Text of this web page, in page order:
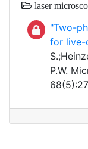
laser
"Two-
for live-
P.W.